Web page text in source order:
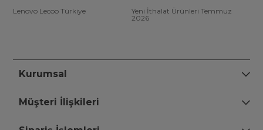
Lenovo Lecoo Türkiye
Yeni İthalat Ürünleri Temmuz
2026
Kurumsal
Müşteri İlişkileri